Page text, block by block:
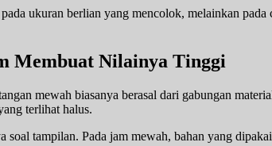
ukuran berlian yang mencolok, melainkan
Membuat Nilainya Tinggi
mewah biasanya berasal dari gabungan
terlihat halus.
soal tampilan. Pada jam mewah, bahan yang